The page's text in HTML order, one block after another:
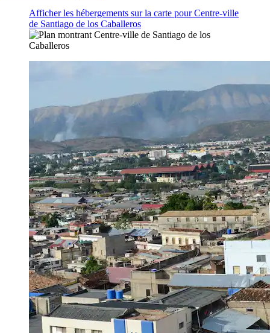
Afficher les hébergements sur la carte pour Centre-ville
de Santiago de los Caballeros